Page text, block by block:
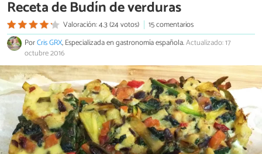
Receta de Budín de verduras
Valoración: 4.3 (24 votos)
15 comentarios
PorCris GRX, Especializada en gastronomía española.Actualizado: 17
octubre 2016